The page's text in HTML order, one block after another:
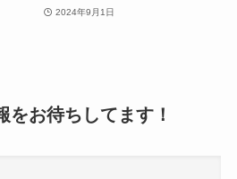
2024年9月1日
をお待ちしてます！